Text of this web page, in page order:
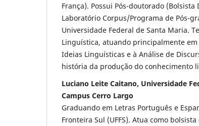
França). Possui Pós-doutorado (Bolsista
Laboratório Corpus/Programa de Pós-
Universidade Federal de Santa Maria.
Linguística, atuando principalmente
Ideias Linguísticas e à Análise de
história da produção do conhecimento
Luciano Leite Caitano, Universidade
Campus Cerro Largo
Graduando em Letras Português e
Fronteira Sul (UFFS). Atua como